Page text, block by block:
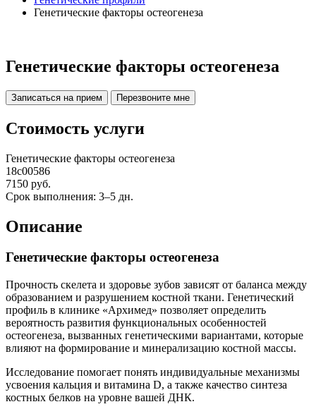
Генетические факторы остеогенеза
Генетические факторы остеогенеза
Записаться на прием Перезвоните мне
Стоимость услуги
Генетические факторы остеогенеза
18c00586
7150 руб.
Срок выполнения: 3–5 дн.
Описание
Генетические факторы остеогенеза
Прочность скелета и здоровье зубов зависят от баланса между
образованием и разрушением костной ткани. Генетический
профиль в клинике «Архимед» позволяет определить
вероятность развития функциональных особенностей
остеогенеза, вызванных генетическими вариантами, которые
влияют на формирование и минерализацию костной массы.
Исследование помогает понять индивидуальные механизмы
усвоения кальция и витамина D, а также качество синтеза
костных белков на уровне вашей ДНК.